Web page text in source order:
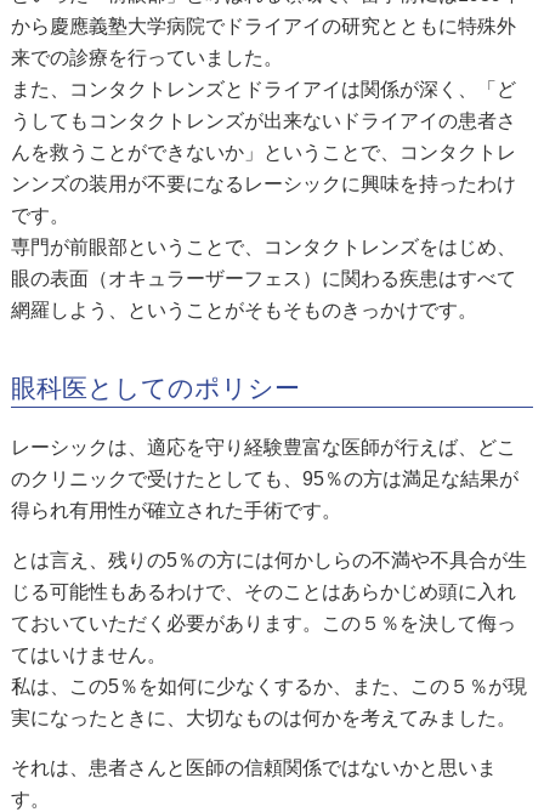
から慶應義塾大学病院でドライアイの研究とともに特殊外
来での診療を行っていました。
また、コンタクトレンズとドライアイは関係が深く、「ど
うしてもコンタクトレンズが出来ないドライアイの患者さ
んを救うことができないか」ということで、コンタクトレ
ンンズの装用が不要になるレーシックに興味を持ったわけ
です。
専門が前眼部ということで、コンタクトレンズをはじめ、
眼の表面（オキュラーザーフェス）に関わる疾患はすべて
網羅しよう、ということがそもそものきっかけです。
眼科医としてのポリシー
レーシックは、適応を守り経験豊富な医師が行えば、どこ
のクリニックで受けたとしても、95％の方は満足な結果が
得られ有用性が確立された手術です。
とは言え、残りの5％の方には何かしらの不満や不具合が生
じる可能性もあるわけで、そのことはあらかじめ頭に入れ
ておいていただく必要があります。この５％を決して侮っ
てはいけません。
私は、この5％を如何に少なくするか、また、この５％が現
実になったときに、大切なものは何かを考えてみました。
それは、患者さんと医師の信頼関係ではないかと思いま
す。